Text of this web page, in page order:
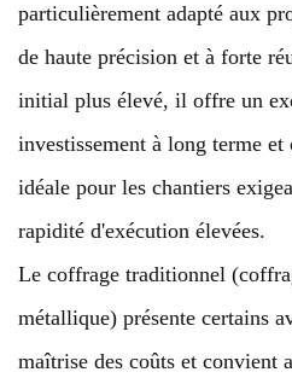
particulièrement adapté aux
de haute précision et à forte
initial plus élevé, il offre un
investissement à long terme
idéale pour les chantiers
rapidité d'exécution élevées.
Le coffrage traditionnel
métallique) présente certains
maîtrise des coûts et convient